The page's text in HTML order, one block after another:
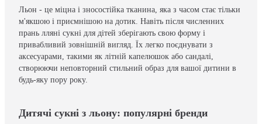
Льон - це міцна і зносостійка тканина, яка з часом стає тільки
м'якшою і приємнішою на дотик. Навіть після численних
прань лляні сукні для дітей зберігають свою форму і
привабливий зовнішній вигляд. Їх легко поєднувати з
аксесуарами, такими як літній капелюшок або сандалі,
створюючи неповторний стильний образ для вашої дитини в
будь-яку пору року.
Дитячі сукні з льону: популярні бренди